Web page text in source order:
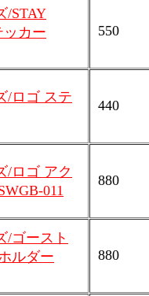
/STAY
ッカー
550
/ロゴ ステ
440
/ロゴ アク
011
880
/ゴースト
ルダー
880